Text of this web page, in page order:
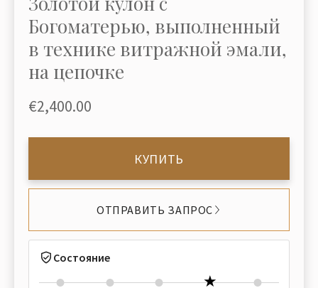
Богоматерью, выполненный
в технике витражной эмали,
на цепочке
€2,400.00
КУПИТЬ
ОТПРАВИТЬ ЗАПРОС
Состояние